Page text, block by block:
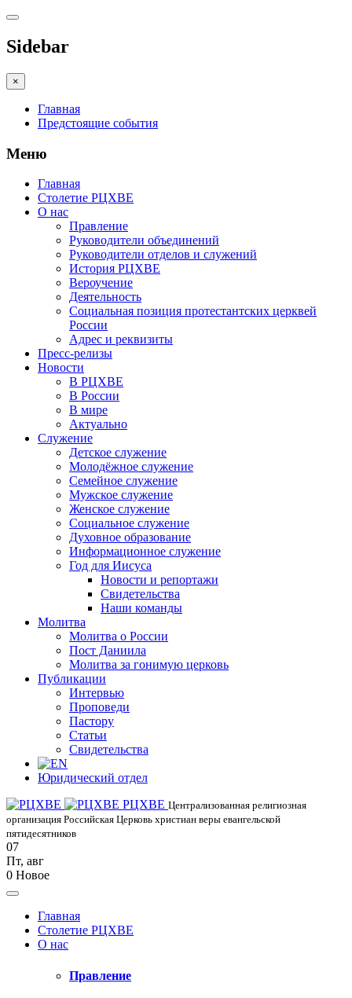
Sidebar
×
Главная
Предстоящие события
Меню
Главная
Столетие РЦХВЕ
О нас
Правление
Руководители объединений
Руководители отделов и служений
История РЦХВЕ
Вероучение
Деятельность
Социальная позиция протестантских церквей
России
Адрес и реквизиты
Пресс-релизы
Новости
В РЦХВЕ
В России
В мире
Актуально
Служение
Детское служение
Молодёжное служение
Семейное служение
Мужское служение
Женское служение
Социальное служение
Духовное образование
Информационное служение
Год для Иисуса
Новости и репортажи
Свидетельства
Наши команды
Молитва
Молитва о России
Пост Даниила
Молитва за гонимую церковь
Публикации
Интервью
Проповеди
Пастору
Статьи
Свидетельства
Юридический отдел
РЦХВЕ Централизованная религиозная
организация Российская Церковь христиан веры евангельской
пятидесятников
07
Пт, авг
0 Новое
Главная
Столетие РЦХВЕ
О нас
Правление